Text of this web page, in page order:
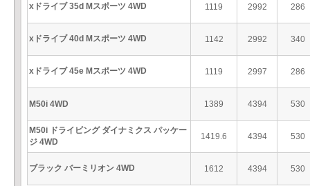
xドライブ 35d Mスポーツ 4WD 1119 2992 286
xドライブ 40d Mスポーツ 4WD 1142 2992 340
xドライブ 45e Mスポーツ 4WD 1119 2997 286
M50i 4WD 1389 4394 530
M50i ドライビング ダイナミクス パッケー
ジ 4WD
1419.6 4394 530
ブラック バーミリオン 4WD 1612 4394 530